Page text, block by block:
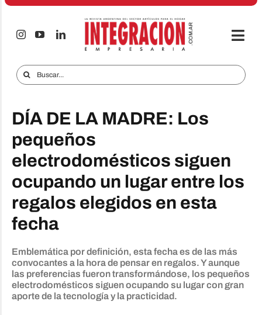
Saltar
Audio & TV
iTECNO
Celulares
Informes Especiales
Anuncie
Contacto
Buscar:
DÍA DE LA MADRE: Los
pequeños
electrodomésticos siguen
ocupando un lugar entre los
regalos elegidos en esta
fecha
Emblemática por definición, esta fecha es de las más
convocantes a la hora de pensar en regalos. Y aunque
las preferencias fueron transformándose, los pequeños
electrodomésticos siguen ocupando su lugar con gran
aporte de la tecnología y la practicidad.